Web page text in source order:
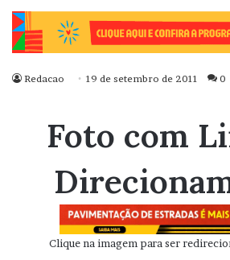
Redacao 19 de setembro de 2011 0
Foto com
Clique na imagem para ser